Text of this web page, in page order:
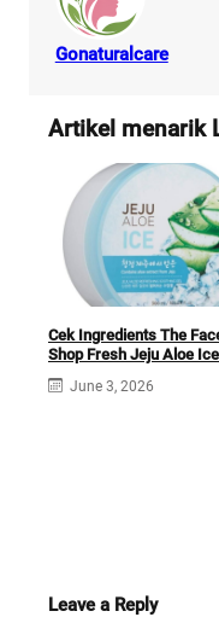
Gonaturalcare
Artikel menarik
Cek Ingredients The
Shop Fresh Jeju Aloe Ice
June 3, 2026
Leave a Reply